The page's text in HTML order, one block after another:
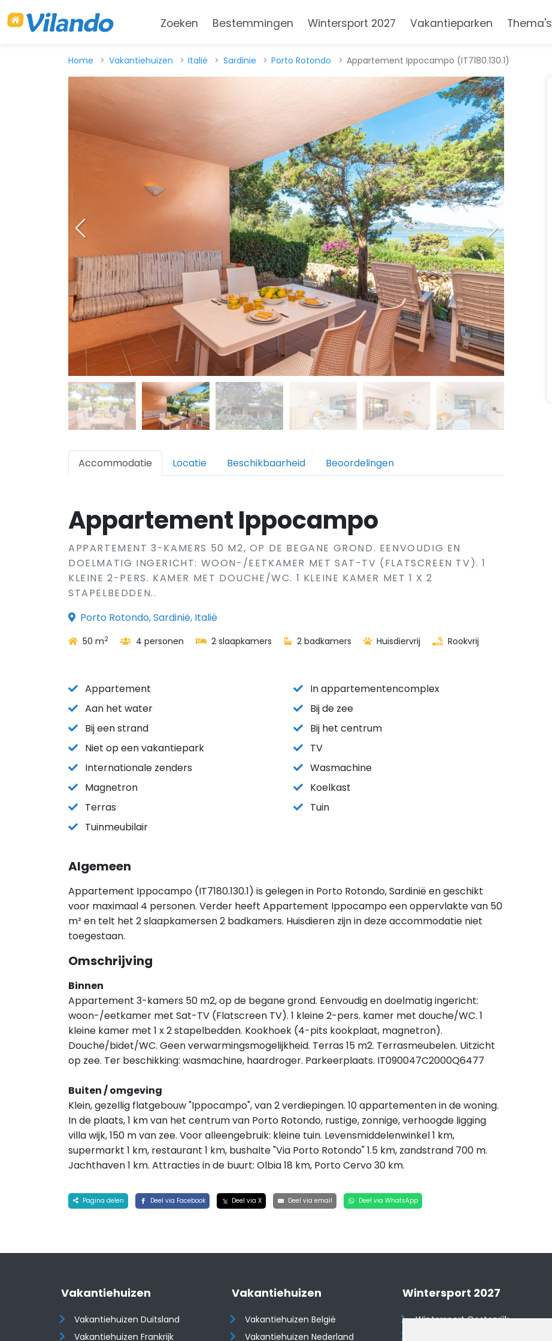
Zoeken Bestemmingen Wintersport 2027 Vakantieparken Thema's
Home Vakantiehuizen Italië Sardinie Porto Rotondo Appartement Ippocampo (IT7180.130.1)
Accommodatie Locatie Beschikbaarheid Beoordelingen
Appartement Ippocampo
APPARTEMENT 3-KAMERS 50 M2, OP DE BEGANE GROND. EENVOUDIG EN
DOELMATIG INGERICHT: WOON-/EETKAMER MET SAT-TV (FLATSCREEN TV). 1
KLEINE 2-PERS. KAMER MET DOUCHE/WC. 1 KLEINE KAMER MET 1 X 2
STAPELBEDDEN..
Porto Rotondo, Sardinië, Italië
50 m2 4 personen 2 slaapkamers 2 badkamers Huisdiervrij Rookvrij
Appartement
In appartementencomplex
Aan het water
Bij de zee
Bij een strand
Bij het centrum
Niet op een vakantiepark
TV
Internationale zenders
Wasmachine
Magnetron
Koelkast
Terras
Tuin
Tuinmeubilair
Algemeen
Appartement Ippocampo (IT7180.130.1) is gelegen in Porto Rotondo, Sardinië en geschikt
voor maximaal 4 personen. Verder heeft Appartement Ippocampo een oppervlakte van 50
m² en telt het 2 slaapkamersen 2 badkamers. Huisdieren zijn in deze accommodatie niet
toegestaan.
Omschrijving
Binnen
Appartement 3-kamers 50 m2, op de begane grond. Eenvoudig en doelmatig ingericht:
woon-/eetkamer met Sat-TV (Flatscreen TV). 1 kleine 2-pers. kamer met douche/WC. 1
kleine kamer met 1 x 2 stapelbedden. Kookhoek (4-pits kookplaat, magnetron).
Douche/bidet/WC. Geen verwarmingsmogelijkheid. Terras 15 m2. Terrasmeubelen. Uitzicht
op zee. Ter beschikking: wasmachine, haardroger. Parkeerplaats. IT090047C2000Q6477
Buiten / omgeving
Klein, gezellig flatgebouw "Ippocampo", van 2 verdiepingen. 10 appartementen in de woning.
In de plaats, 1 km van het centrum van Porto Rotondo, rustige, zonnige, verhoogde ligging
villa wijk, 150 m van zee. Voor alleengebruik: kleine tuin. Levensmiddelenwinkel 1 km,
supermarkt 1 km, restaurant 1 km, bushalte "Via Porto Rotondo" 1.5 km, zandstrand 700 m.
Jachthaven 1 km. Attracties in de buurt: Olbia 18 km, Porto Cervo 30 km.
Pagina delen Deel via Facebook Deel via X Deel via email Deel via WhatsApp
Vakantiehuizen
Vakantiehuizen Duitsland
Vakantiehuizen Frankrijk
Vakantiehuizen
Vakantiehuizen België
Vakantiehuizen Nederland
Wintersport 2027
Wintersport Oostenrijk